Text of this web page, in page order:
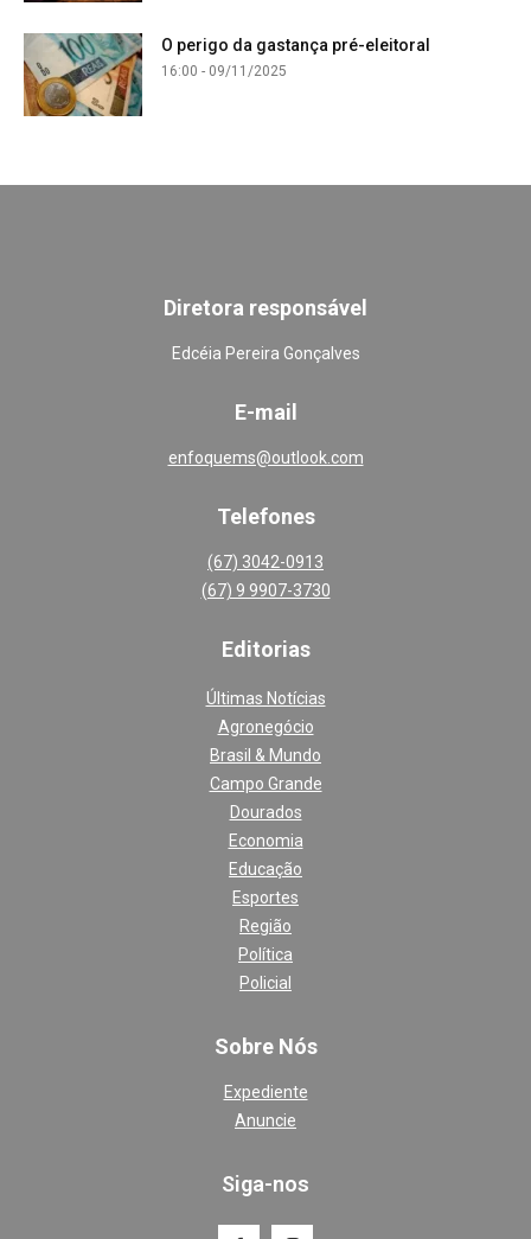
O perigo da gastança pré-eleitoral
16:00 - 09/11/2025
Diretora responsável
Edcéia Pereira Gonçalves
E-mail
enfoquems@outlook.com
Telefones
(67) 3042-0913
(67) 9 9907-3730
Editorias
Últimas Notícias
Agronegócio
Brasil & Mundo
Campo Grande
Dourados
Economia
Educação
Esportes
Região
Política
Policial
Sobre Nós
Expediente
Anuncie
Siga-nos